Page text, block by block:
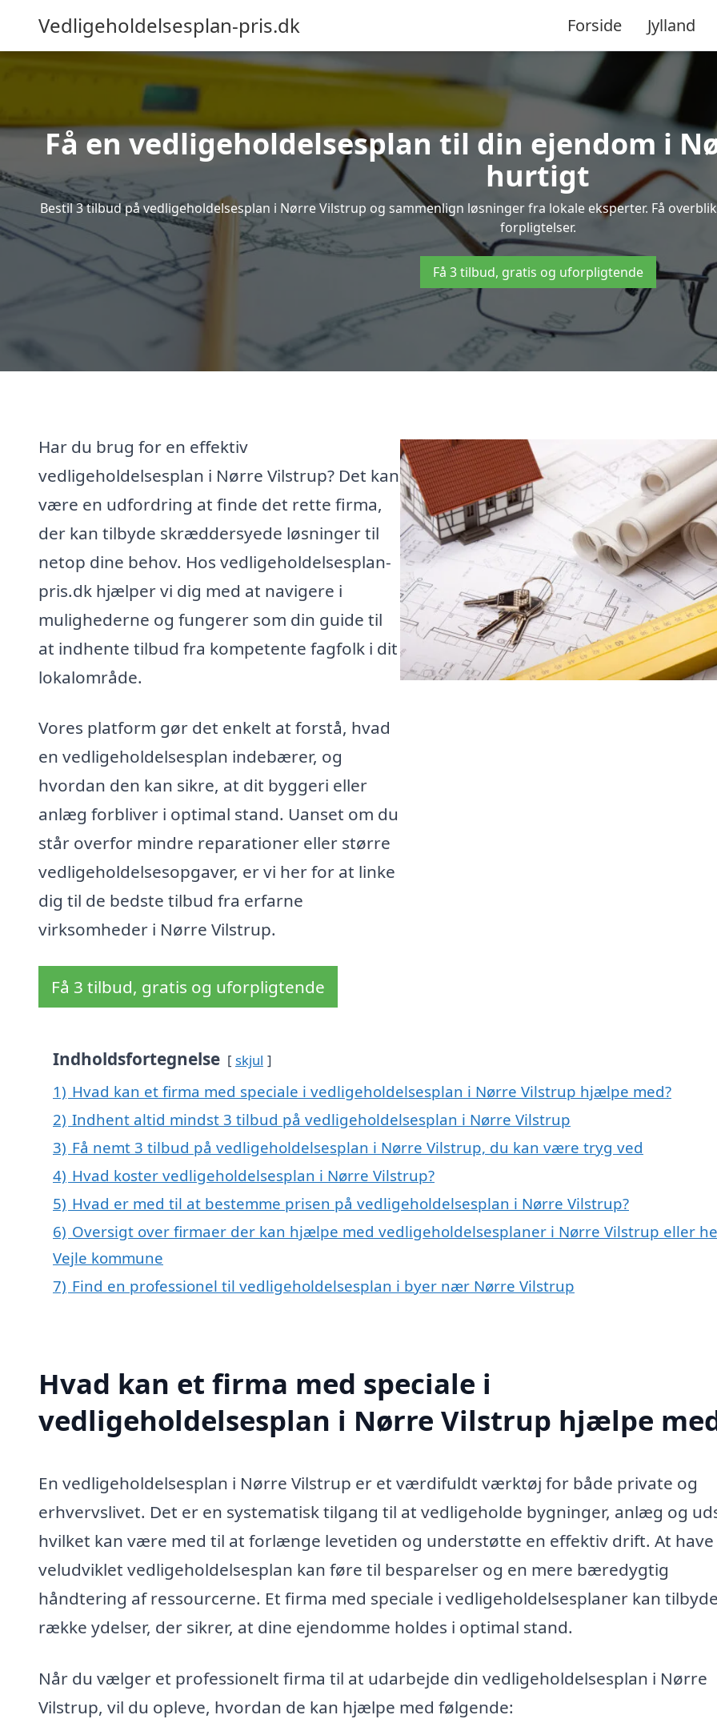
Vedligeholdelsesplan-pris.dk Forside Jylland
Få en vedligeholdelsesplan til din ejendom i
hurtigt
Bestil 3 tilbud på vedligeholdelsesplan i Nørre Vilstrup og sammenlign løsninger fra lokale eksperter. Få
forpligtelser.
Få 3 tilbud, gratis og uforpligtende
Har du brug for en effektiv
vedligeholdelsesplan i Nørre Vilstrup? Det kan
være en udfordring at finde det rette firma,
der kan tilbyde skræddersyede løsninger til
netop dine behov. Hos vedligeholdelsesplan-
pris.dk hjælper vi dig med at navigere i
mulighederne og fungerer som din guide til
at indhente tilbud fra kompetente fagfolk i dit
lokalområde.
Vores platform gør det enkelt at forstå, hvad
en vedligeholdelsesplan indebærer, og
hvordan den kan sikre, at dit byggeri eller
anlæg forbliver i optimal stand. Uanset om du
står overfor mindre reparationer eller større
vedligeholdelsesopgaver, er vi her for at linke
dig til de bedste tilbud fra erfarne
virksomheder i Nørre Vilstrup.
Få 3 tilbud, gratis og uforpligtende
Indholdsfortegnelse skjul
1) Hvad kan et firma med speciale i vedligeholdelsesplan i Nørre Vilstrup hjælpe med?
2) Indhent altid mindst 3 tilbud på vedligeholdelsesplan i Nørre Vilstrup
3) Få nemt 3 tilbud på vedligeholdelsesplan i Nørre Vilstrup, du kan være tryg ved
4) Hvad koster vedligeholdelsesplan i Nørre Vilstrup?
5) Hvad er med til at bestemme prisen på vedligeholdelsesplan i Nørre Vilstrup?
6) Oversigt over firmaer der kan hjælpe med vedligeholdelsesplaner i Nørre Vilstrup eller
Vejle kommune
7) Find en professionel til vedligeholdelsesplan i byer nær Nørre Vilstrup
Hvad kan et firma med speciale i
vedligeholdelsesplan i Nørre Vilstrup hjælpe
En vedligeholdelsesplan i Nørre Vilstrup er et værdifuldt værktøj for både private og
erhvervslivet. Det er en systematisk tilgang til at vedligeholde bygninger, anlæg og
hvilket kan være med til at forlænge levetiden og understøtte en effektiv drift. At have
veludviklet vedligeholdelsesplan kan føre til besparelser og en mere bæredygtig
håndtering af ressourcerne. Et firma med speciale i vedligeholdelsesplaner kan
række ydelser, der sikrer, at dine ejendomme holdes i optimal stand.
Når du vælger et professionelt firma til at udarbejde din vedligeholdelsesplan i Nørre
Vilstrup, vil du opleve, hvordan de kan hjælpe med følgende: